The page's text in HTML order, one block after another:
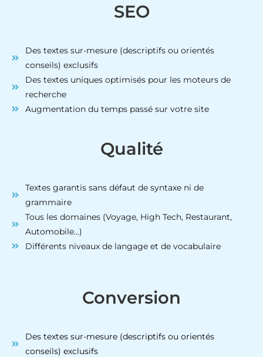
SEO
Des textes sur-mesure (descriptifs ou orientés
conseils) exclusifs
Des textes uniques optimisés pour les moteurs de
recherche
Augmentation du temps passé sur votre site
Qualité
Textes garantis sans défaut de syntaxe ni de
grammaire
Tous les domaines (Voyage, High Tech, Restaurant,
Automobile…)
Différents niveaux de langage et de vocabulaire
Conversion
Des textes sur-mesure (descriptifs ou orientés
conseils) exclusifs